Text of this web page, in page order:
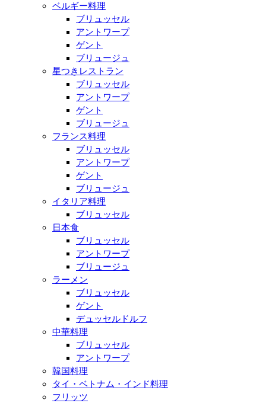
ベルギー料理
ブリュッセル
アントワープ
ゲント
ブリュージュ
星つきレストラン
ブリュッセル
アントワープ
ゲント
ブリュージュ
フランス料理
ブリュッセル
アントワープ
ゲント
ブリュージュ
イタリア料理
ブリュッセル
日本食
ブリュッセル
アントワープ
ブリュージュ
ラーメン
ブリュッセル
ゲント
デュッセルドルフ
中華料理
ブリュッセル
アントワープ
韓国料理
タイ・ベトナム・インド料理
フリッツ